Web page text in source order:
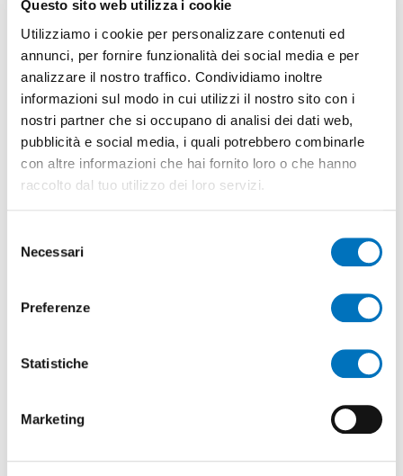
Questo sito web utilizza i cookie
Utilizziamo i cookie per personalizzare contenuti ed
annunci, per fornire funzionalità dei social media e per
analizzare il nostro traffico. Condividiamo inoltre
informazioni sul modo in cui utilizzi il nostro sito con i
nostri partner che si occupano di analisi dei dati web,
pubblicità e social media, i quali potrebbero combinarle
con altre informazioni che hai fornito loro o che hanno
raccolto dal tuo utilizzo dei loro servizi.
delNecessari
Preferenze
Statistiche
Marketing
6.3 Se il prodotto inviato risulta privo di difetti e
perfettamente funzionante, oppure presenta un
difetto non coperto da garanzia, le spese di
spedizione di restituzione sono a carico del Cliente e
potrà essere addebitato un costo di diagnosi.
6.4 Il prodotto dovrà essere restituito dal Cliente nella
prodotto deve essere reso con la copertura protettiva
gestito in garanzia e potranno essere addebitati i
6.5 Per limitare danneggiamenti alla confezione
resistente, in ogni caso è vietata l’apposizione di
etichette o nastri adesivi direttamente sulla